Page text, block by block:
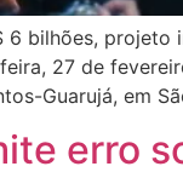
6 bilhões, projeto
27 de
Guarujá, em
erro